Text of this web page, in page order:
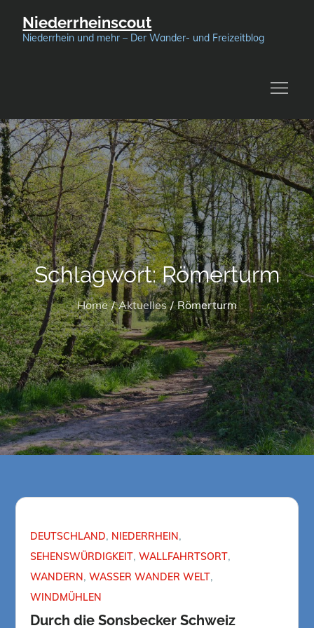
Niederrheinscout
Niederrhein und mehr – Der Wander- und Freizeitblog
Schlagwort:Römerturm
Home Aktuelles Römerturm
DEUTSCHLAND NIEDERRHEIN
SEHENSWÜRDIGKEIT WALLFAHRTSORT
WANDERN WASSER WANDER WELT
WINDMÜHLEN
Durch die Sonsbecker Schweiz